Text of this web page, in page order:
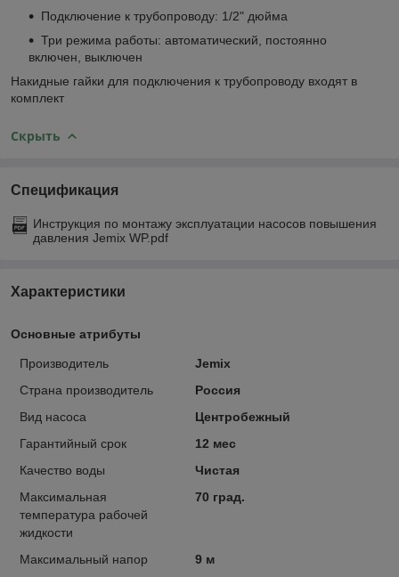
Подключение к трубопроводу: 1/2" дюйма
Три режима работы: автоматический, постоянно
включен, выключен
Накидные гайки для подключения к трубопроводу входят в
комплект
Скрыть
Спецификация
Инструкция по монтажу эксплуатации насосов повышения
давления Jemix WP.pdf
Характеристики
Основные атрибуты
Производитель
Jemix
Страна производитель
Россия
Вид насоса
Центробежный
Гарантийный срок
12 мес
Качество воды
Чистая
Максимальная
температура рабочей
жидкости
70 град.
Максимальный напор
9 м